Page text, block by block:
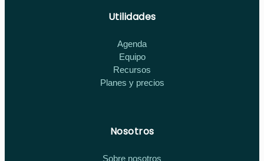
Utilidades
Agenda
Equipo
Recursos
Planes y precios
Nosotros
Sobre nosotros